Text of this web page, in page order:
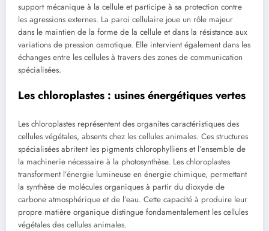
support mécanique à la cellule et participe à sa protection contre
les agressions externes. La paroi cellulaire joue un rôle majeur
dans le maintien de la forme de la cellule et dans la résistance aux
variations de pression osmotique. Elle intervient également dans les
échanges entre les cellules à travers des zones de communication
spécialisées.
Les chloroplastes : usines énergétiques vertes
Les chloroplastes représentent des organites caractéristiques des
cellules végétales, absents chez les cellules animales. Ces structures
spécialisées abritent les pigments chlorophylliens et l’ensemble de
la machinerie nécessaire à la photosynthèse. Les chloroplastes
transforment l’énergie lumineuse en énergie chimique, permettant
la synthèse de molécules organiques à partir du dioxyde de
carbone atmosphérique et de l’eau. Cette capacité à produire leur
propre matière organique distingue fondamentalement les cellules
végétales des cellules animales.